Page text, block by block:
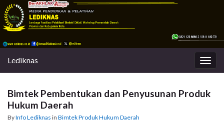
Lediknas
Bimtek Pembentukan dan Penyusunan Produk
Hukum Daerah
ByInfo Lediknas in Bimtek Produk Hukum Daerah